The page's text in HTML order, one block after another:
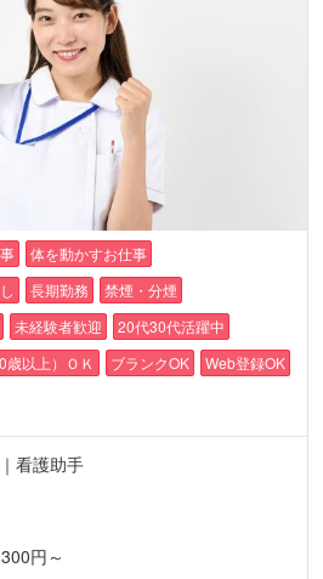
体を動かすお仕事
長期勤務
禁煙・分煙
未経験者歓迎
20代30代活躍中
歳以上）ＯＫ ブランクOK
Web登録OK
看護助手
円～